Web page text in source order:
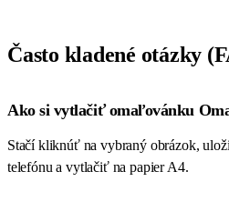
Často kladené otázky
Ako si vytlačiť omaľovánku
Stačí kliknúť na vybraný obrázok,
telefónu a vytlačiť na papier A4.